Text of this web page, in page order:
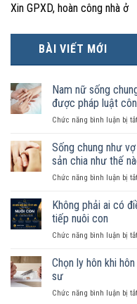
Xin GPXD, hoàn công nhà ở
BÀI VIẾT MỚI
Nam nữ sống
được pháp luật
Chức năng bình luận bị tắt
Sống chung như
sản chia như thế
Chức năng bình luận bị tắt
Không phải ai có
tiếp nuôi con
Chức năng bình luận bị tắt
Chọn ly hôn khi
sư
Chức năng bình luận bị tắt